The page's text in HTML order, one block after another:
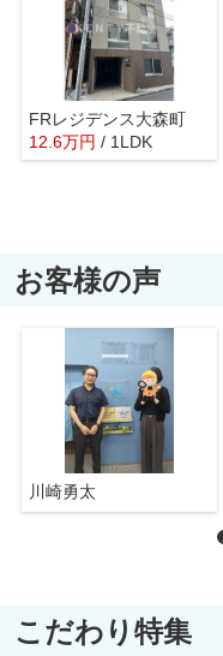
FRレジデンス大森町
12.6万円 / 1LDK
お客様の声
川崎勇太
こだわり特集